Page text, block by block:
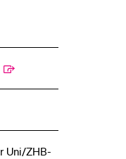
Uni/ZHB-